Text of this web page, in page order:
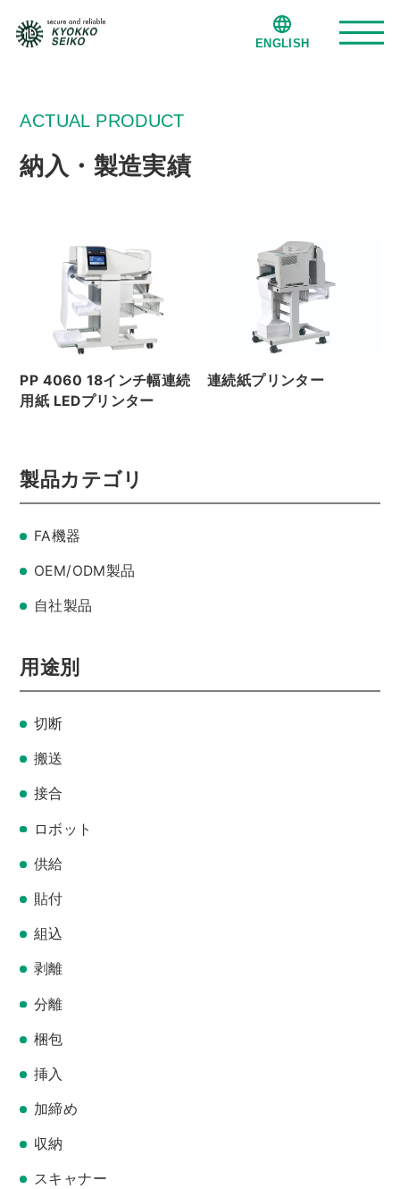
ENGLISH
事業紹介
会社案内
事業拠点
新着情報
採用情報 / 社員紹介
プライバシーポリシー
サイトマップ
ACTUAL PRODUCT
納入・製造実績
製品カテゴリ
FA機器
OEM/ODM製品
自社製品
用途別
切断
搬送
接合
ロボット
供給
貼付
組込
剥離
分離
梱包
挿入
加締め
収納
スキャナー
PP 4060 18インチ幅連続
用紙 LEDプリンター
連続紙プリンター